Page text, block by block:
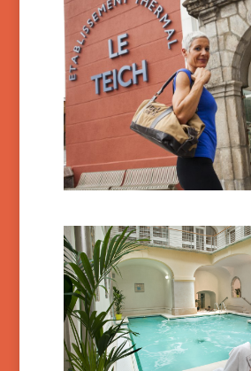
Ax-les-Thermes
Bagnols-les-Bains